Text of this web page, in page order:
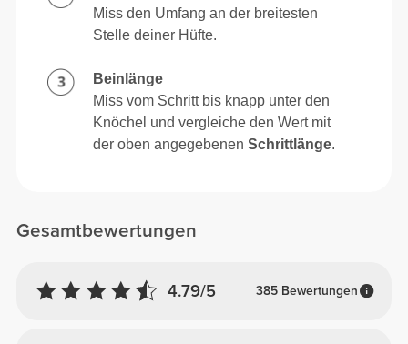
Gesamtbewertungen
4.79/5 385 Bewertungen
Miss den Umfang an der breitesten
Stelle deiner Hüfte.
Beinlänge
Miss vom Schritt bis knapp unter den
Knöchel und vergleiche den Wert mit
der oben angegebenenSchrittlänge.